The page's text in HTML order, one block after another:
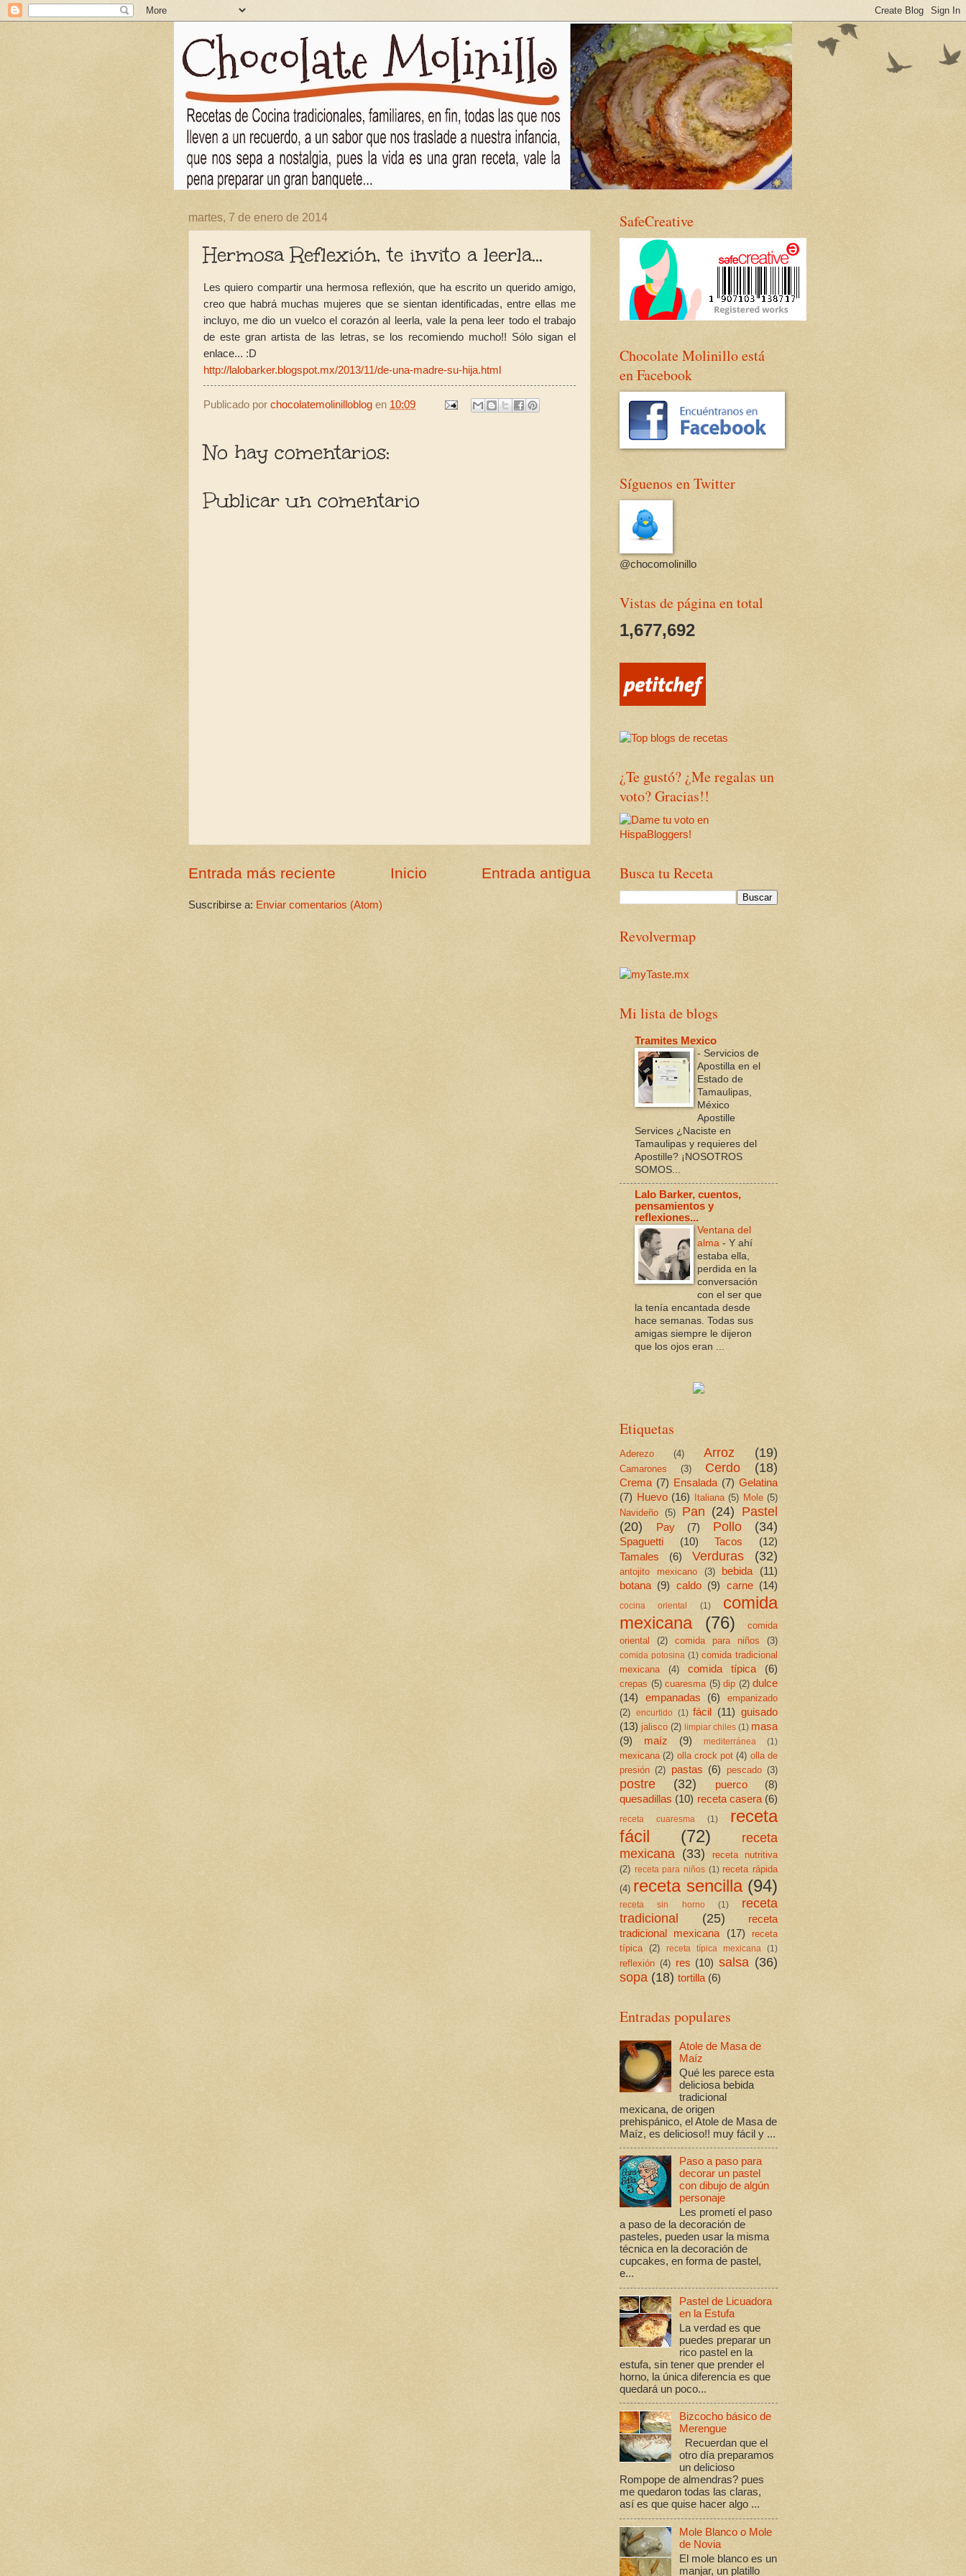
martes, 7 de enero de 2014
Hermosa Reflexión, te invito a leerla...
Les quiero compartir una hermosa reflexión, que ha escrito un querido amigo,
creo que habrá muchas mujeres que se sientan identificadas, entre ellas me
incluyo, me dio un vuelco el corazón al leerla, vale la pena leer todo el trabajo
de este gran artista de las letras, se los recomiendo mucho!! Sólo sigan el
enlace... :D
http://lalobarker.blogspot.mx/2013/11/de-una-madre-su-hija.html
Publicado por chocolatemolinilloblog en 10:09
No hay comentarios:
Publicar un comentario
Entrada más reciente Entrada antigua
Inicio
Suscribirse a: Enviar comentarios (Atom)
SafeCreative
Chocolate Molinillo está
en Facebook
Síguenos en Twitter
@chocomolinillo
Vistas de página en total
1,677,692
¿Te gustó? ¿Me regalas un
voto? Gracias!!
Busca tu Receta
Revolvermap
Mi lista de blogs
Tramites Mexico
- Servicios de
Apostilla en el
Estado de
Tamaulipas,
México
Apostille
Services ¿Naciste en
Tamaulipas y requieres del
Apostille? ¡NOSOTROS
SOMOS...
Lalo Barker, cuentos,
pensamientos y
reflexiones...
Ventana del
alma - Y ahí
estaba ella,
perdida en la
conversación
con el ser que
la tenía encantada desde
hace semanas. Todas sus
amigas siempre le dijeron
que los ojos eran ...
Etiquetas
Aderezo (4) Arroz (19)
Camarones (3) Cerdo (18)
Crema (7) Ensalada (7) Gelatina
(7) Huevo (16) Italiana (5) Mole (5)
Navideño (5) Pan (24) Pastel
(20)
Pay (7) Pollo (34)
Spaguetti (10) Tacos
(12)
Tamales
(6) Verduras (32)
antojito mexicano (3) bebida
(11)
botana (9) caldo (9) carne (14)
cocina oriental (1)
comida
mexicana
(76)
comida
oriental
(2) comida para niños (3)
comida potosina (1) comida tradicional
mexicana
(4) comida típica (6)
crepas (5) cuaresma (5) dip (2) dulce
(14)
empanadas (6)
empanizado
(2)
encurtido (1) fácil (11) guisado
(13) jalisco (2) limpiar chiles (1) masa
(9)
maíz (9) mediterránea (1)
mexicana (2) olla crock pot (4) olla de
presión (2) pastas (6) pescado (3)
postre (32) puerco
(8)
quesadillas (10) receta casera (6)
receta cuaresma (1)
receta
fácil
(72)
receta
mexicana (33)
receta nutritiva
(2) receta para niños (1) receta rápida
(4) receta sencilla (94)
receta sin horno (1)
receta
tradicional
(25)
receta
tradicional mexicana
(17)
receta
típica (2) receta típica mexicana (1)
reflexión (4) res (10) salsa (36)
sopa (18) tortilla (6)
Entradas populares
Atole de Masa de
Maíz
Qué les parece esta
deliciosa bebida
tradicional
mexicana, de origen
prehispánico, el Atole de Masa de
Maíz, es delicioso!! muy fácil y ...
Paso a paso para
decorar un pastel
con dibujo de algún
personaje
Les prometí el paso
a paso de la decoración de
pasteles, pueden usar la misma
técnica en la decoración de
cupcakes, en forma de pastel,
e...
Pastel de Licuadora
en la Estufa
La verdad es que
puedes preparar un
rico pastel en la
estufa, sin tener que prender el
horno, la única diferencia es que
quedará un poco...
Bizcocho básico de
Merengue
Recuerdan que el
otro día preparamos
un delicioso
Rompope de almendras? pues
me quedaron todas las claras,
así es que quise hacer algo ...
Mole Blanco o Mole
de Novia
El mole blanco es un
manjar, un platillo